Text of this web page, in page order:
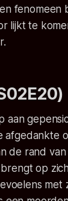
fenomeen
lijkt te
aan
afgedankte
de rand
op
met